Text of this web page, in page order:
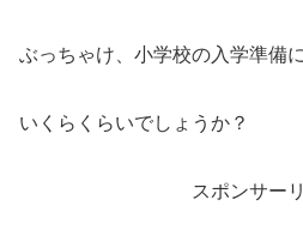
ぶっちゃけ、小学校の入学準備
いくらくらいでしょうか？
スポンサー